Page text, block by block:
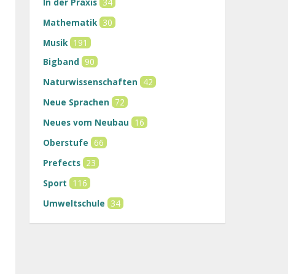
Mathematik 30
Musik 191
Bigband 90
Naturwissenschaften 42
Neue Sprachen 72
Neues vom Neubau 16
Oberstufe 66
Prefects 23
Sport 116
Umweltschule 34